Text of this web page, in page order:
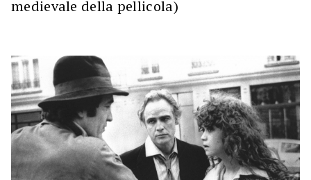
medievale della pellicola)